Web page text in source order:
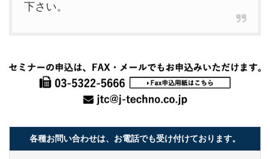
下さい。
各種お問い合わせは、お電話でも受け付けております。